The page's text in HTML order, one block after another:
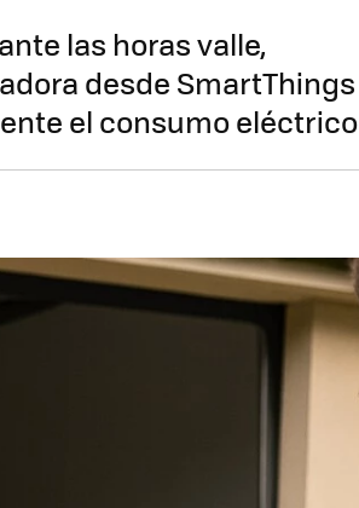
las horas valle,
desde SmartThings
el consumo eléctrico